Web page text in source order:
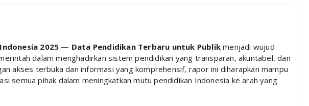
2025 — Data Pendidikan Terbaru untuk Publik menjadi wujud
dalam menghadirkan sistem pendidikan yang transparan, akuntabel, dan
akses terbuka dan informasi yang komprehensif, rapor ini diharapkan mampu
semua pihak dalam meningkatkan mutu pendidikan Indonesia ke arah yang